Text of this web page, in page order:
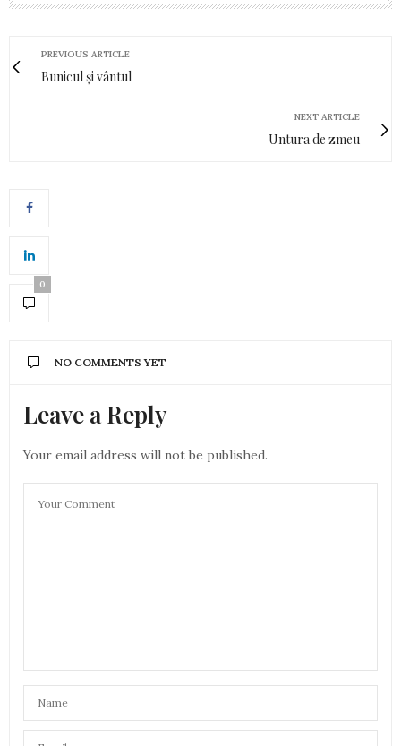
PREVIOUS ARTICLE
Bunicul și vântul
NEXT ARTICLE
Untura de zmeu
0
NO COMMENTS YET
Leave a Reply
Your email address will not be published.